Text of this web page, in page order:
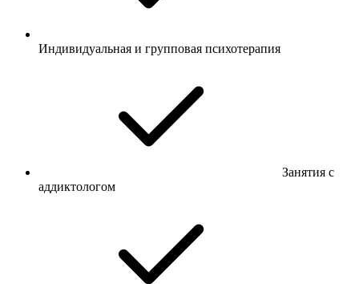
Индивидуальная и групповая психотерапия
Занятия с
аддиктологом